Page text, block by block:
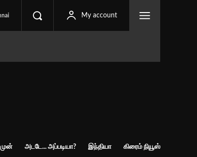
My account
அடடே... அப்படியா? இந்தியா கிரைம் நியூஸ்